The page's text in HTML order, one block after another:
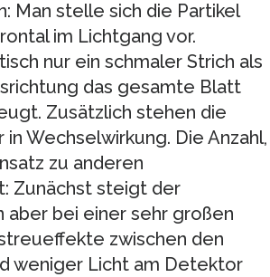
Man stelle sich die Partikel
im Lichtgang vor.
nur ein schmaler Strich als
das gesamte Blatt
Zusätzlich stehen die
Wechselwirkung. Die Anzahl,
zu anderen
Zunächst steigt der
aber bei einer sehr großen
zwischen den
weniger Licht am Detektor